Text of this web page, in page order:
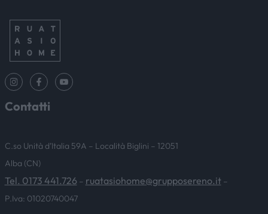
Contatti
C.so Unità d’Italia 59A – Località Biglini – 12051
Alba (CN)
Tel. 0173 441.726 – ruatasiohome@grupposereno.it –
P.Iva: 01020740047